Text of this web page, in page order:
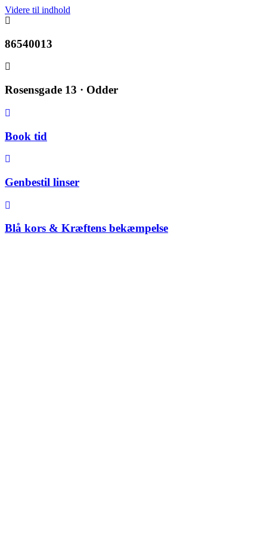
Videre til indhold
86540013
Rosensgade 13 · Odder
Book tid
Genbestil linser
Blå kors & Kræftens bekæmpelse